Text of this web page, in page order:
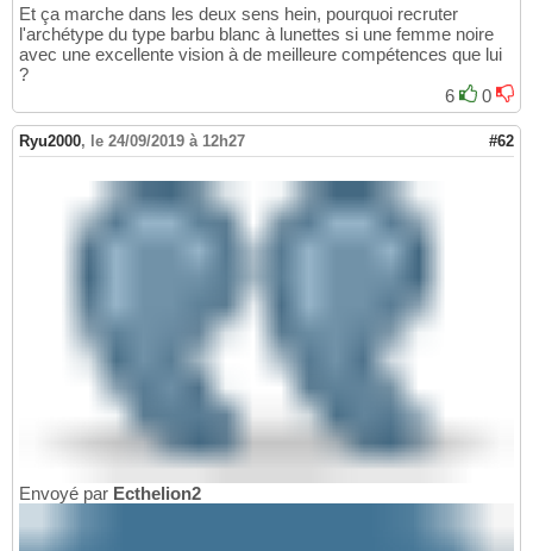
Et ça marche dans les deux sens hein, pourquoi recruter
l'archétype du type barbu blanc à lunettes si une femme noire
avec une excellente vision à de meilleure compétences que lui
?
6
0
Ryu2000, le 24/09/2019 à 12h27 #62
Envoyé par Ecthelion2